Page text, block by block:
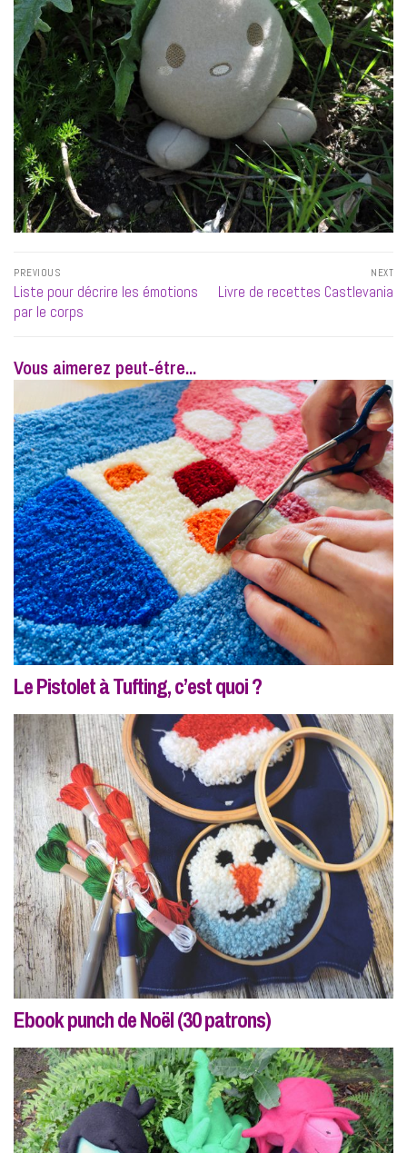
Navigation
de
l’article
PREVIOUS
Previous
post:
Liste pour décrire les émotions
par le corps
NEXT
Next
Livre de recettes Castlevania
Vous aimerez peut-étre...
Le Pistolet à Tufting, c’est quoi ?
Ebook punch de Noël (30 patrons)